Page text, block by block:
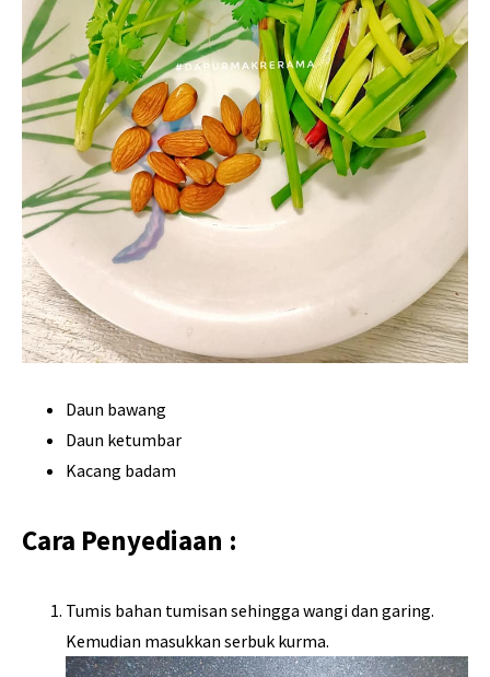
Daun bawang
Daun ketumbar
Kacang badam
Cara Penyediaan :
Tumis bahan tumisan sehingga wangi dan garing.
Kemudian masukkan serbuk kurma.